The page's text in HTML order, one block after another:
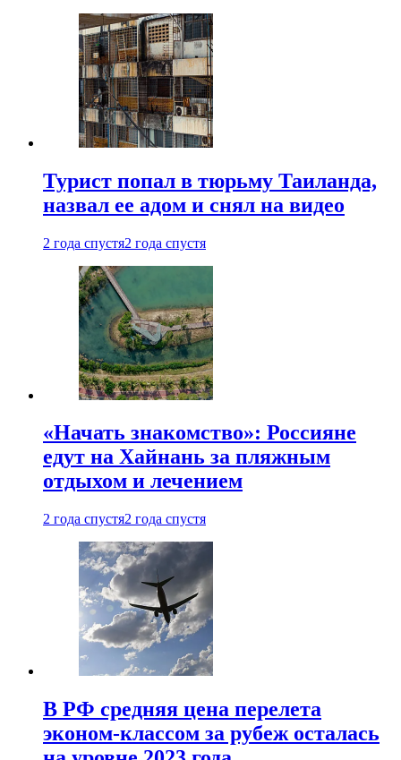
Турист попал в тюрьму Таиланда,
назвал ее адом и снял на видео
2 года спустя2 года спустя
«Начать знакомство»: Россияне
едут на Хайнань за пляжным
отдыхом и лечением
2 года спустя2 года спустя
В РФ средняя цена перелета
эконом-классом за рубеж осталась